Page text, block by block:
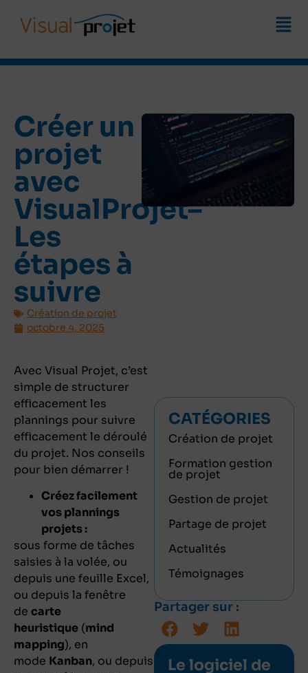
Créer un
projet
avec
VisualProjet–
Les
étapes à
suivre
Création de projet
octobre 4, 2025
Avec Visual Projet, c’est
simple de structurer
efficacement les
plannings pour suivre
efficacement le déroulé
du projet. Nos conseils
pour bien démarrer !
Créez facilement
vos plannings
projets :
sous forme de tâches
saisies à la volée, ou
depuis une feuille Excel,
ou depuis la fenêtre
de carte
heuristique (mind
mapping), en
mode Kanban, ou depuis
CATÉGORIES
Création de projet
Formation gestion
de projet
Gestion de projet
Partage de projet
Actualités
Témoignages
Partager sur :
Le logiciel de